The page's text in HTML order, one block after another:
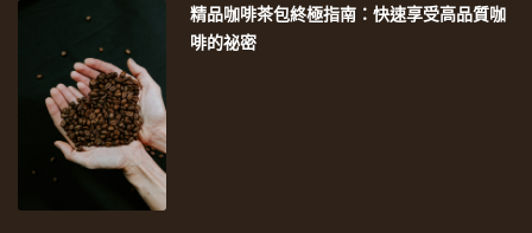
精品咖啡茶包終極指南：快速享受高品質咖
啡的祕密